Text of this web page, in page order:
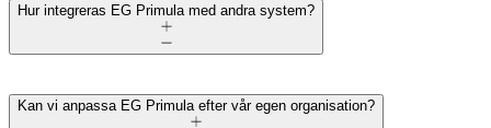
Hur integreras EG Primula med andra system?
Kan vi anpassa EG Primula efter vår egen organisation?